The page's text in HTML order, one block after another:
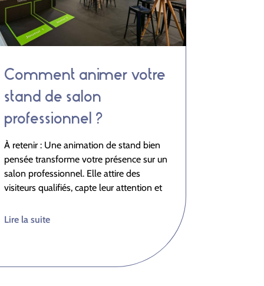
Comment animer votre
stand de salon
professionnel ?
À retenir : Une animation de stand bien
pensée transforme votre présence sur un
salon professionnel. Elle attire des
visiteurs qualifiés, capte leur attention et
Lire la suite